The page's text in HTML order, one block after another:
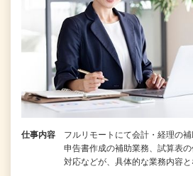
仕事内容
フルリモートにて会計・経理の補
申告書作成の補助業務、試算表
対応などが、具体的な業務内容